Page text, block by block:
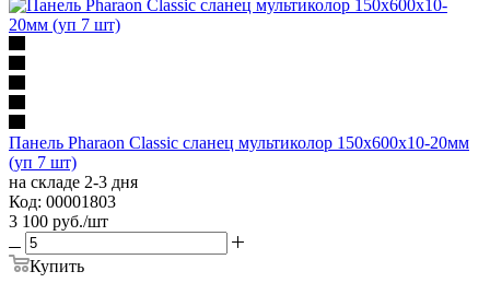
Панель Pharaon Classic сланец мультиколор 150х600х10-20мм
(уп 7 шт)
на складе 2-3 дня
Код: 00001803
3 100 руб./шт
Купить